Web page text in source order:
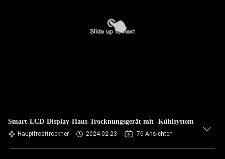
Smart-LCD-Display-Haus-Trocknungsgerät mit -Kühlsystem
Hauptfrosttrockner 2024-02-23 70 Ansichten